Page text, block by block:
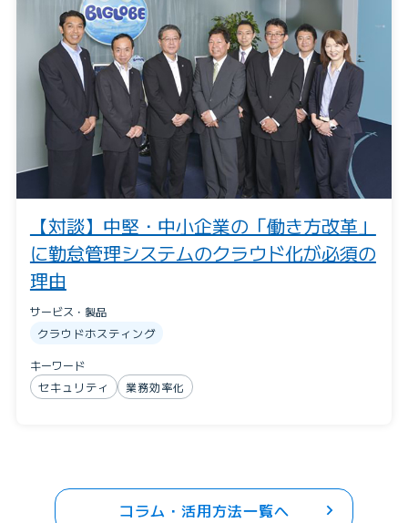
【対談】中堅・中小企業の「働き方改革」
に勤怠管理システムのクラウド化が必須の
理由
サービス・製品
クラウドホスティング
キーワード
セキュリティ
業務効率化
コラム・活用方法一覧へ